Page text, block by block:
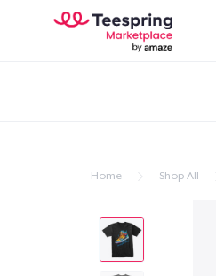
Home Shop All